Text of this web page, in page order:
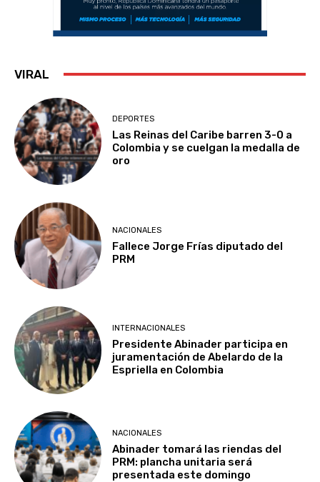
VIRAL
DEPORTES
Las Reinas del Caribe barren 3-0 a
Colombia y se cuelgan la medalla de
oro
NACIONALES
Fallece Jorge Frías diputado del
PRM
INTERNACIONALES
Presidente Abinader participa en
juramentación de Abelardo de la
Espriella en Colombia
NACIONALES
Abinader tomará las riendas del
PRM: plancha unitaria será
presentada este domingo